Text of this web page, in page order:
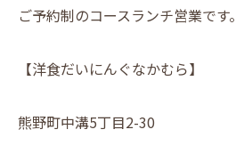
ご予約制のコースランチ営業です。
【洋食だいにんぐなかむら】
熊野町中溝5丁目2-30